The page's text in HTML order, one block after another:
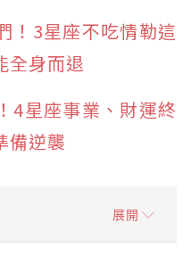
！3星座不吃情勒這
全身而退
4星座事業、財運終
備逆襲
展開